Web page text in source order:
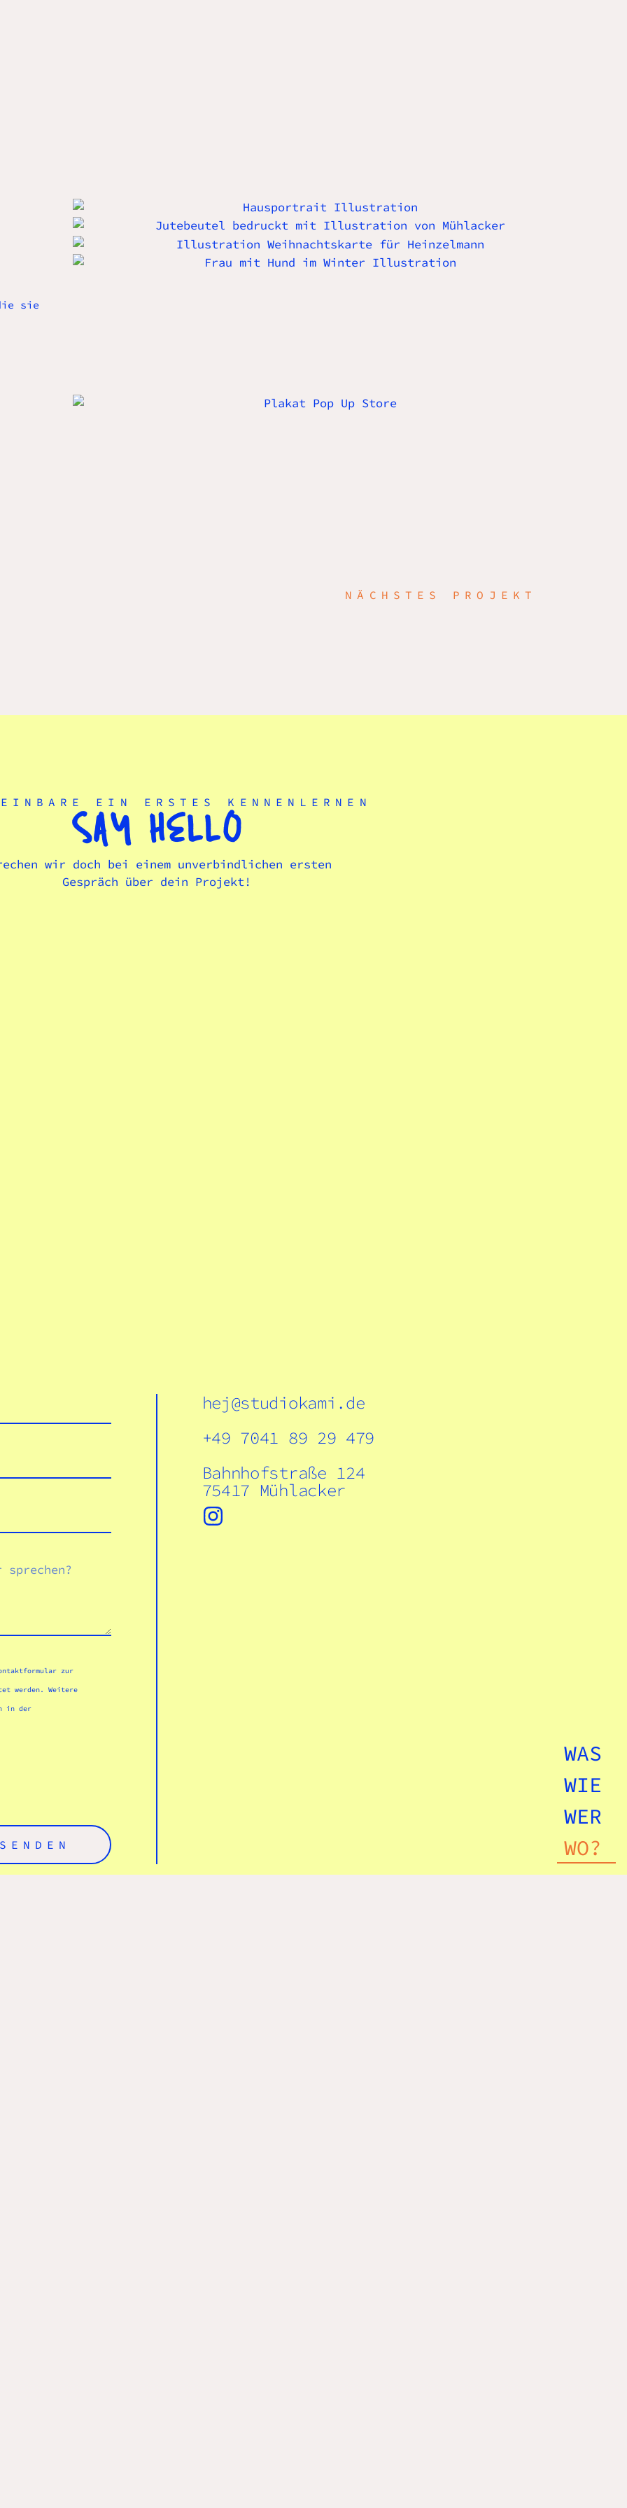
sie
NÄCHSTES PROJEKT
EIN ERSTES KENNENLERNEN
SAY HELLO
wir doch bei einem unverbindlichen ersten
Gespräch über dein Projekt!
zur
werden. Weitere
in der
SENDEN
hej@studiokami.de
+49 7041 89 29 479
Bahnhofstraße 124
75417 Mühlacker
WAS
WIE
WER
WO?